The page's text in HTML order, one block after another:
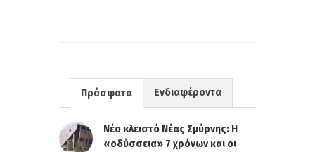
Πρόσφατα Ενδιαφέροντα
Νέο κλειστό Νέας Σμύρνης: Η
«οδύσσεια» 7 χρόνων και οι